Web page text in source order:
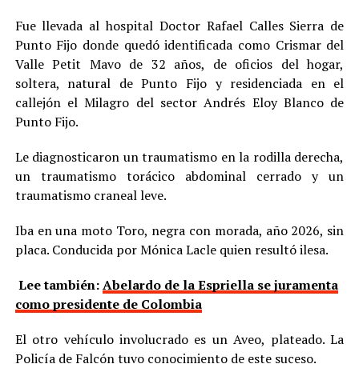
Fue llevada al hospital Doctor Rafael Calles Sierra de
Punto Fijo donde quedó identificada como Crismar del
Valle Petit Mavo de 32 años, de oficios del hogar,
soltera, natural de Punto Fijo y residenciada en el
callejón el Milagro del sector Andrés Eloy Blanco de
Punto Fijo.
Le diagnosticaron un traumatismo en la rodilla derecha,
un traumatismo torácico abdominal cerrado y un
traumatismo craneal leve.
Iba en una moto Toro, negra con morada, año 2026, sin
placa. Conducida por Mónica Lacle quien resultó ilesa.
Lee también:Abelardo de la Espriella se juramenta
como presidente de Colombia
El otro vehículo involucrado es un Aveo, plateado. La
Policía de Falcón tuvo conocimiento de este suceso.